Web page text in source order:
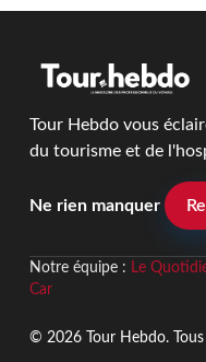
Tour Hebdo vous
du tourisme et de
Ne rien manquer
Notre équipe : Le
Car
© 2026 Tour Hebdo.